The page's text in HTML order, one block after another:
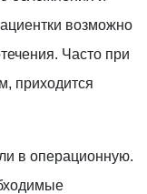
возможно
Часто при
приходится
в операционную.